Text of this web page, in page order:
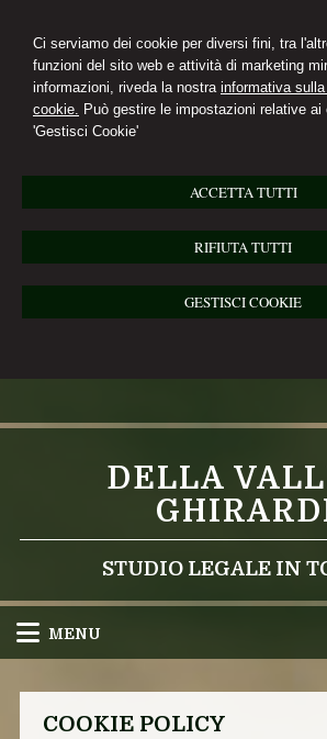
Ci serviamo dei cookie per diversi fini, tra
funzioni del sito web e attività di marketing
informazioni, riveda la nostra informativa
cookie. Può gestire le impostazioni relative
'Gestisci Cookie'
ACCETTA TUTTI
RIFIUTA TUTTI
GESTISCI COOKIE
DELLA
STUDIO LEGALE IN
MENU
COOKIE POLICY